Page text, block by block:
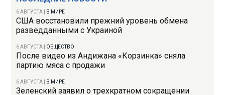
6 АВГУСТА В МИРЕ
США восстановили прежний уровень обмена
разведданными с Украиной
6 АВГУСТА ОБЩЕСТВО
После видео из Андижана «Корзинка» сняла
партию мяса с продажи
6 АВГУСТА В МИРЕ
Зеленский заявил о трехкратном сокращении